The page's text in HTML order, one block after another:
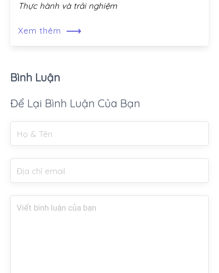
Thực hành và trải nghiệm
Xem thêm ⟶
Bình Luận
Để Lại Bình Luận Của Bạn